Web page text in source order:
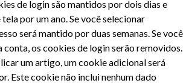
de login são mantidos por dois dias e
por um ano. Se você selecionar
será mantido por duas semanas. Se você
conta, os cookies de login serão removidos.
um artigo, um cookie adicional será
Este cookie não inclui nenhum dado